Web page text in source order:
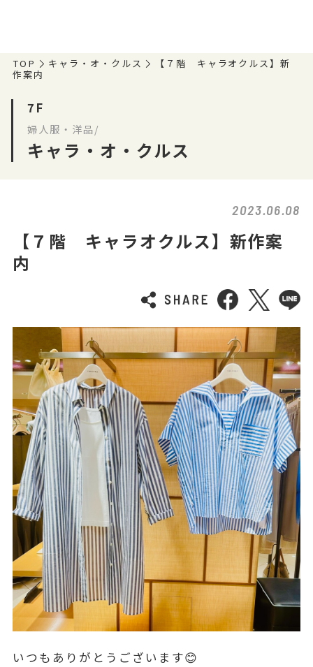
TOP キャラ・オ・クルス
【７階 キャラオクルス】新
作案内
7F
婦人服・洋品/
キャラ・オ・クルス
2023.06.08
【７階 キャラオクルス】新作案
内
いつもありがとうございます😊